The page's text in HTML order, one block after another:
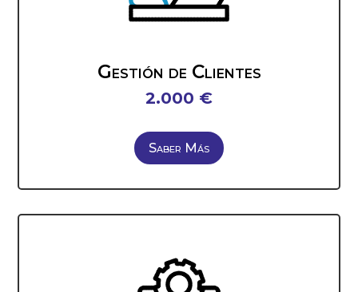
Gestión de Clientes
2.000 €
Saber Más